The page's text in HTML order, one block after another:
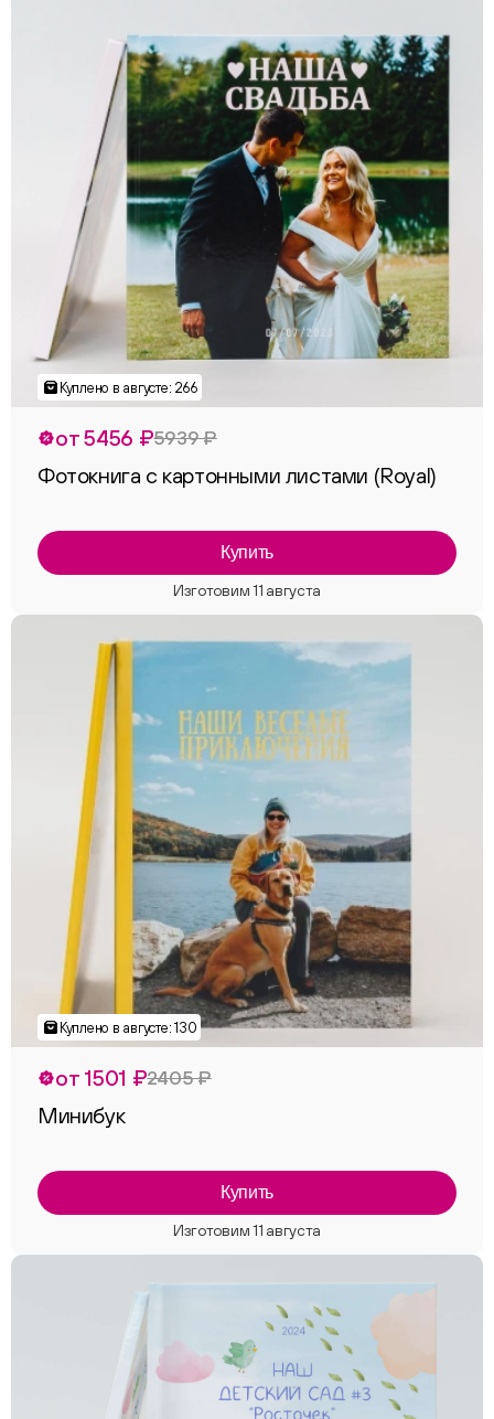
от 5456 ₽5939 ₽
Фотокнига с картонными листами (Royal)
Купить
от 1501 ₽2405 ₽
Минибук
Купить